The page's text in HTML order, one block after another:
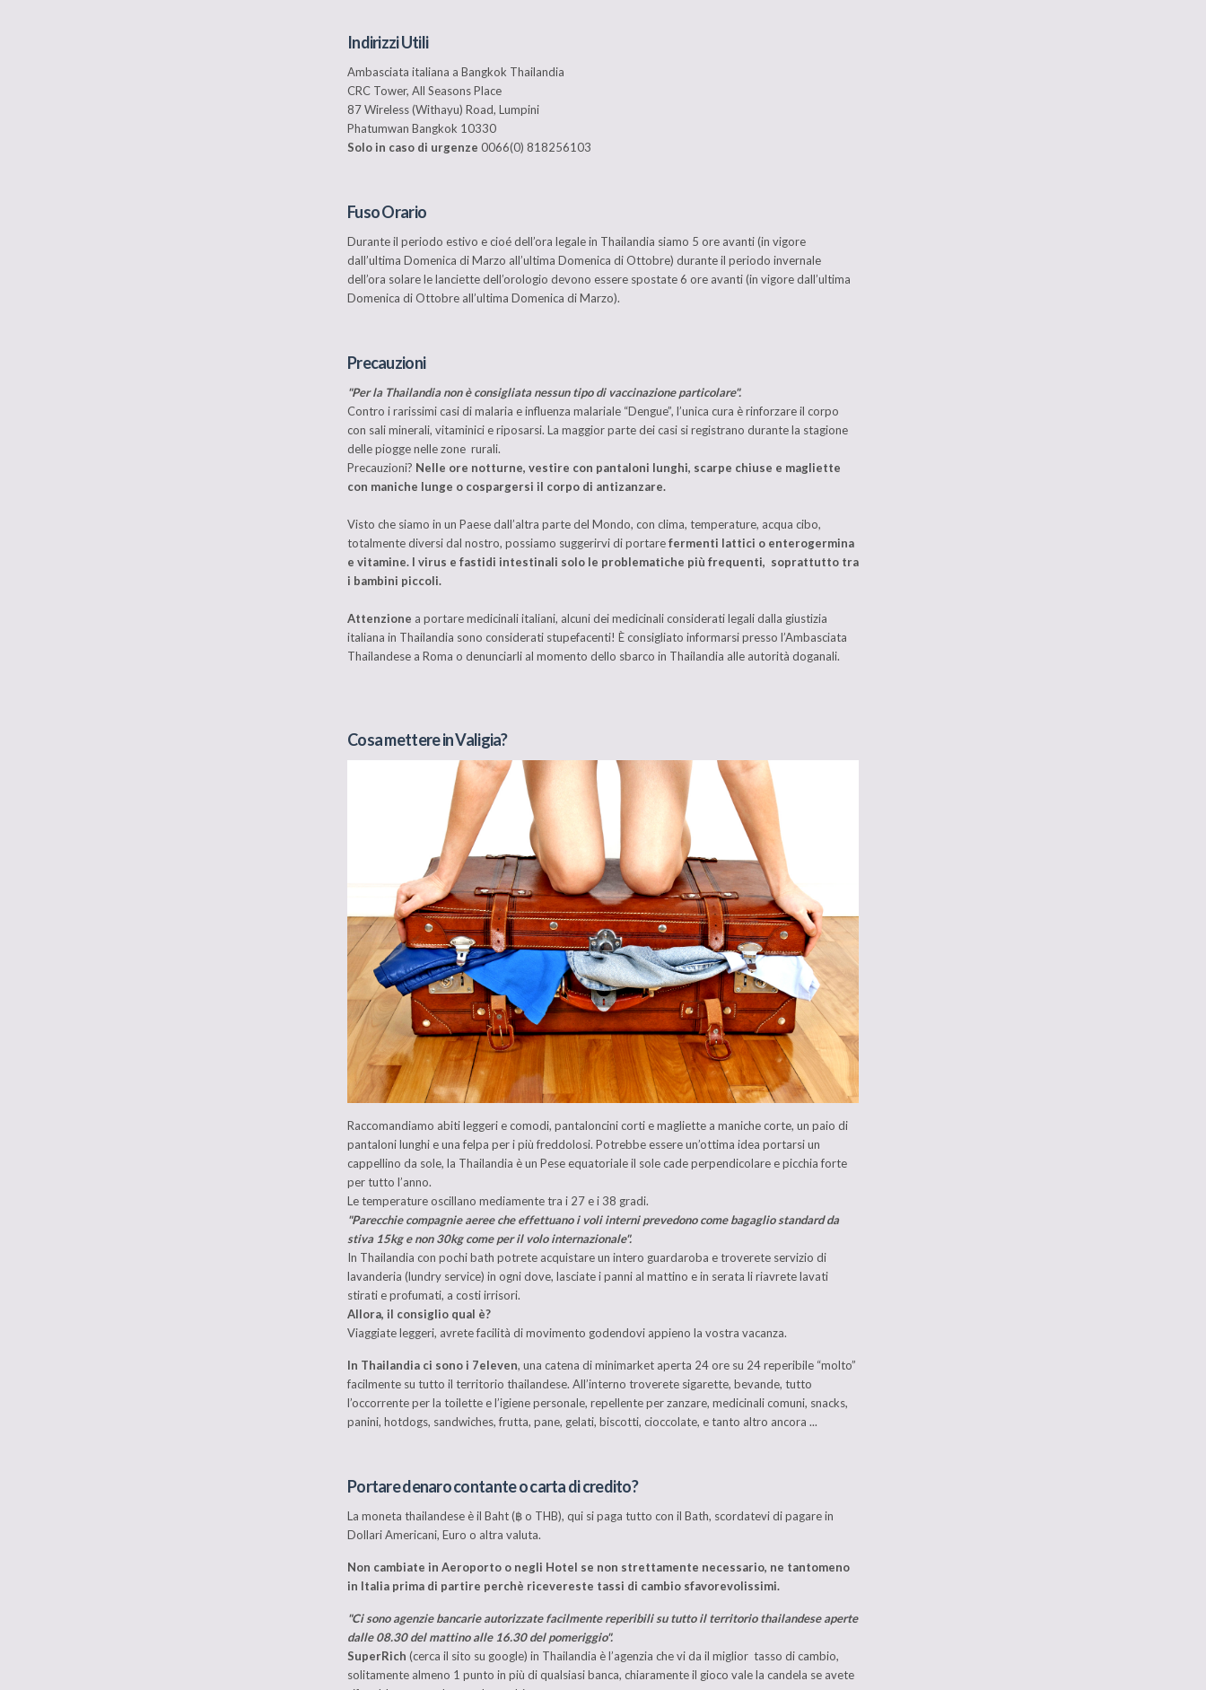
Indirizzi Utili
Ambasciata italiana a Bangkok Thailandia
CRC Tower, All Seasons Place
87 Wireless (Withayu) Road, Lumpini
Phatumwan Bangkok 10330
Solo in caso di urgenze 0066(0) 818256103
Fuso Orario
Durante il periodo estivo e cioé dell’ora legale in Thailandia siamo 5 ore avanti (in vigore
dall’ultima Domenica di Marzo all’ultima Domenica di Ottobre) durante il periodo invernale
dell’ora solare le lanciette dell’orologio devono essere spostate 6 ore avanti (in vigore dall’ultima
Domenica di Ottobre all’ultima Domenica di Marzo).
Precauzioni
"Per la Thailandia non è consigliata nessun tipo di vaccinazione particolare".
Contro i rarissimi casi di malaria e influenza malariale “Dengue”, l’unica cura è rinforzare il corpo
con sali minerali, vitaminici e riposarsi. La maggior parte dei casi si registrano durante la stagione
delle piogge nelle zone rurali.
Precauzioni? Nelle ore notturne, vestire con pantaloni lunghi, scarpe chiuse e magliette
con maniche lunge o cospargersi il corpo di antizanzare.
Visto che siamo in un Paese dall’altra parte del Mondo, con clima, temperature, acqua cibo,
totalmente diversi dal nostro, possiamo suggerirvi di portarefermenti lattici o enterogermina
e vitamine. I virus e fastidi intestinali solo le problematiche più frequenti, soprattutto tra
i bambini piccoli.
Attenzione a portare medicinali italiani, alcuni dei medicinali considerati legali dalla giustizia
italiana in Thailandia sono considerati stupefacenti! È consigliato informarsi presso l’Ambasciata
Thailandese a Roma o denunciarli al momento dello sbarco in Thailandia alle autorità doganali.
Cosa mettere in Valigia?
Raccomandiamo abiti leggeri e comodi, pantaloncini corti e magliette a maniche corte, un paio di
pantaloni lunghi e una felpa per i più freddolosi. Potrebbe essere un’ottima idea portarsi un
cappellino da sole, la Thailandia è un Pese equatoriale il sole cade perpendicolare e picchia forte
per tutto l’anno.
Le temperature oscillano mediamente tra i 27 e i 38 gradi.
"Parecchie compagnie aeree che effettuano i voli interni prevedono come bagaglio standard da
stiva 15kg e non 30kg come per il volo internazionale".
In Thailandia con pochi bath potrete acquistare un intero guardaroba e troverete servizio di
lavanderia (lundry service) in ogni dove, lasciate i panni al mattino e in serata li riavrete lavati
stirati e profumati, a costi irrisori.
Allora, il consiglio qual è?
Viaggiate leggeri, avrete facilità di movimento godendovi appieno la vostra vacanza.
In Thailandia ci sono i 7eleven, una catena di minimarket aperta 24 ore su 24 reperibile “molto”
facilmente su tutto il territorio thailandese. All’interno troverete sigarette, bevande, tutto
l’occorrente per la toilette e l’igiene personale, repellente per zanzare, medicinali comuni, snacks,
panini, hotdogs, sandwiches, frutta, pane, gelati, biscotti, cioccolate, e tanto altro ancora ...
Portare denaro contante o carta di credito?
La moneta thailandese è il Baht (฿ o THB), qui si paga tutto con il Bath, scordatevi di pagare in
Dollari Americani, Euro o altra valuta.
Non cambiate in Aeroporto o negli Hotel se non strettamente necessario, ne tantomeno
in Italia prima di partire perchè ricevereste tassi di cambio sfavorevolissimi.
"Ci sono agenzie bancarie autorizzate facilmente reperibili su tutto il territorio thailandese aperte
dalle 08.30 del mattino alle 16.30 del pomeriggio".
SuperRich (cerca il sito su google) in Thailandia è l’agenzia che vi da il miglior tasso di cambio,
solitamente almeno 1 punto in più di qualsiasi banca, chiaramente il gioco vale la candela se avete